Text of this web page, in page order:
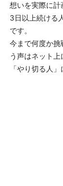
想いを実際に計
3日以上続ける
です。
今まで何度か
う声はネット
「やり切る人